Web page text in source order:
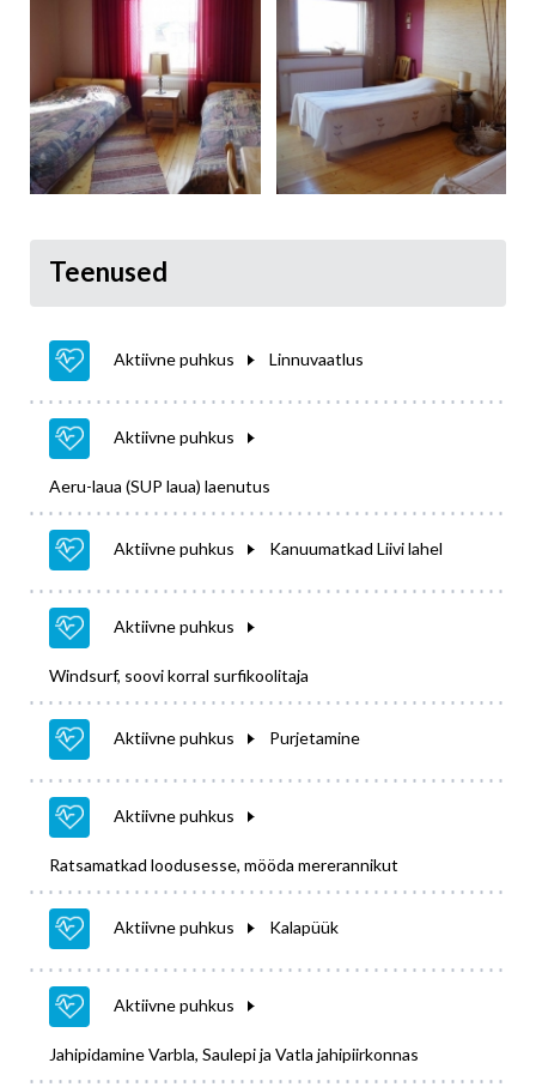
Teenused
Aktiivne puhkus Linnuvaatlus
Aktiivne puhkus
Aeru-laua (SUP laua) laenutus
Aktiivne puhkus Kanuumatkad Liivi lahel
Aktiivne puhkus
Windsurf, soovi korral surfikoolitaja
Aktiivne puhkus Purjetamine
Aktiivne puhkus
Ratsamatkad loodusesse, mööda mererannikut
Aktiivne puhkus Kalapüük
Aktiivne puhkus
Jahipidamine Varbla, Saulepi ja Vatla jahipiirkonnas